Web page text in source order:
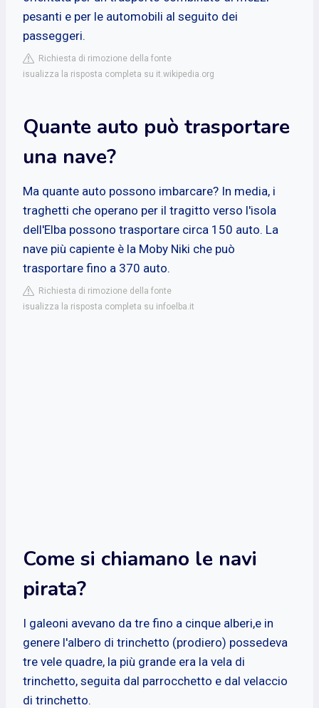
pesanti e per le automobili al seguito dei
passeggeri.
Richiesta di rimozione della fonte
isualizza la risposta completa su it.wikipedia.org
Quante auto può trasportare
una nave?
Ma quante auto possono imbarcare? In media, i
traghetti che operano per il tragitto verso l'isola
dell'Elba possono trasportare circa 150 auto. La
nave più capiente è la Moby Niki che può
trasportare fino a 370 auto.
Richiesta di rimozione della fonte
isualizza la risposta completa su infoelba.it
Come si chiamano le navi
pirata?
I galeoni avevano da tre fino a cinque alberi,e in
genere l'albero di trinchetto (prodiero) possedeva
tre vele quadre, la più grande era la vela di
trinchetto, seguita dal parrocchetto e dal velaccio
di trinchetto.